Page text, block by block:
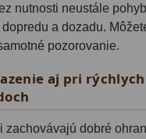
5
3
10
13
nutnosti neustále
a dozadu.
pozorovanie.
aj pri rýchlych
zachovávajú dobré